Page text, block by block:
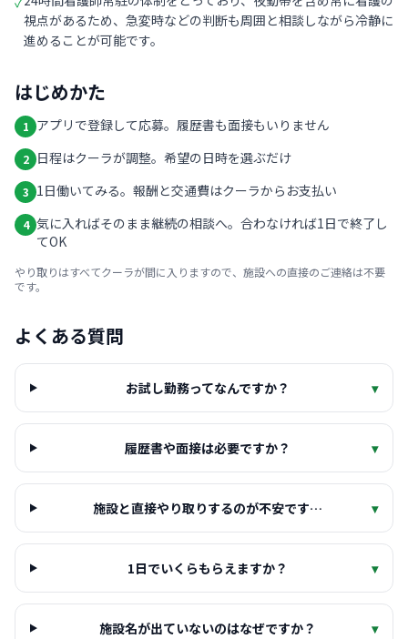
視点があるため、急変時などの判断も周囲と相談しながら冷静に
進めることが可能です。
はじめかた
1 アプリで登録して応募。履歴書も面接もいりません
2 日程はクーラが調整。希望の日時を選ぶだけ
3 1日働いてみる。報酬と交通費はクーラからお支払い
4 気に入ればそのまま継続の相談へ。合わなければ1日で終了し
てOK
やり取りはすべてクーラが間に入りますので、施設への直接のご連絡は不要
です。
よくある質問
お試し勤務ってなんですか？ ▾
履歴書や面接は必要ですか？ ▾
施設と直接やり取りするのが不安です… ▾
1日でいくらもらえますか？ ▾
施設名が出ていないのはなぜですか？ ▾